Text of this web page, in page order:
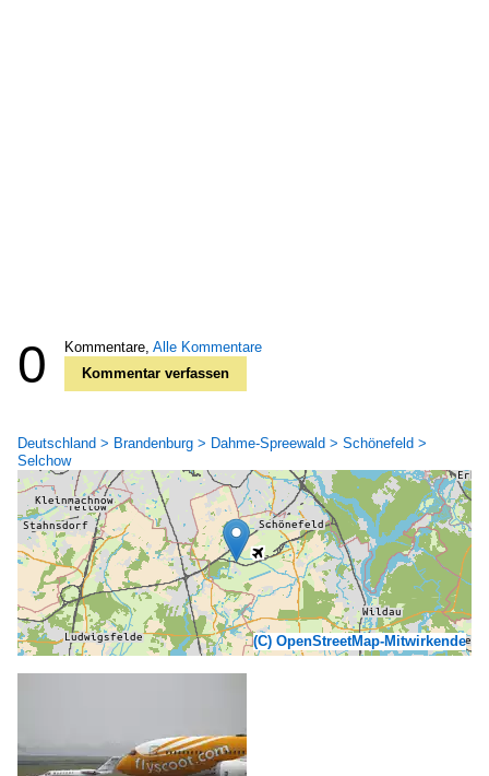
0 Kommentare, Alle Kommentare
Kommentar verfassen
Deutschland > Brandenburg > Dahme-Spreewald > Schönefeld >
Selchow
(C) OpenStreetMap-Mitwirkende